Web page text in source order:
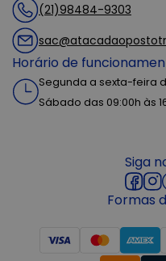
(21)98484-9303
Horário de
Segunda a sexta-feira
Sábado das 09:00h às
Siga
Formas